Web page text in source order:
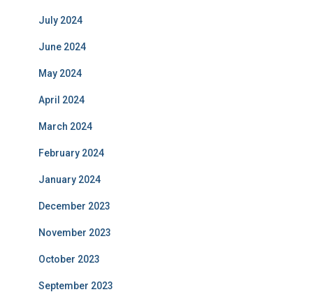
July 2024
June 2024
May 2024
April 2024
March 2024
February 2024
January 2024
December 2023
November 2023
October 2023
September 2023